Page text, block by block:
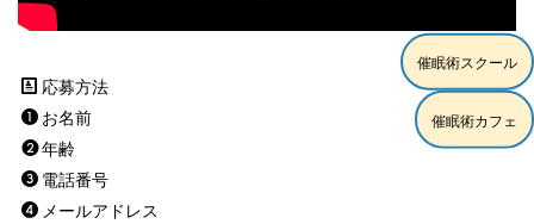
応募方法
お名前
年齢
電話番号
メールアドレス
催眠術スクール
催眠術カフェ